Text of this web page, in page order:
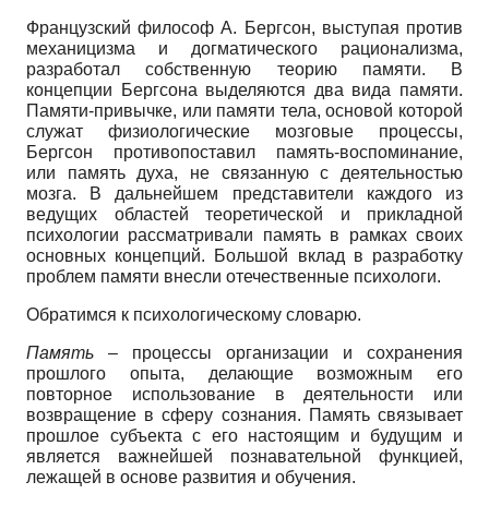
Французский философ А. Бергсон, выступая против
механицизма и догматического рационализма,
разработал собственную теорию памяти. В
концепции Бергсона выделяются два вида памяти.
Памяти-привычке, или памяти тела, основой которой
служат физиологические мозговые процессы,
Бергсон противопоставил память-воспоминание,
или память духа, не связанную с деятельностью
мозга. В дальнейшем представители каждого из
ведущих областей теоретической и прикладной
психологии рассматривали память в рамках своих
основных концепций. Большой вклад в разработку
проблем памяти внесли отечественные психологи.
Обратимся к психологическому словарю.
Память – процессы организации и сохранения
прошлого опыта, делающие возможным его
повторное использование в деятельности или
возвращение в сферу сознания. Память связывает
прошлое субъекта с его настоящим и будущим и
является важнейшей познавательной функцией,
лежащей в основе развития и обучения.